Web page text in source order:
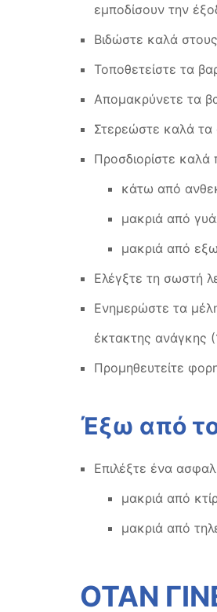
εμποδίσουν την
Βιδώστε καλά
Τοποθετείστε τα
Απομακρύνετε τα
Στερεώστε καλά τα
Προσδιορίστε
κάτω από
μακριά από
μακριά από
Ελέγξτε τη σωστή
Ενημερώστε τα
έκτακτης ανάγκης
Προμηθευτείτε
Έξω από το
Επιλέξτε ένα
μακριά από
μακριά από
ΟΤΑΝ